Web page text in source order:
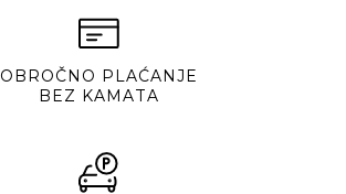
OBROČNO PLAĆANJE
BEZ KAMATA